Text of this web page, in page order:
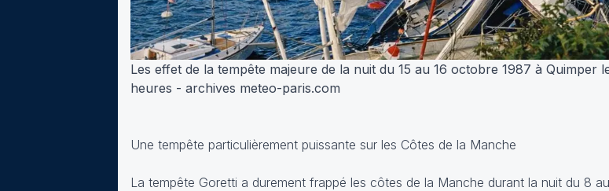
Les effet de la tempête majeure de la nuit du 15 au 16 octobre 1987 à Quimper
heures - archives meteo-paris.com
Une tempête particulièrement puissante sur les Côtes de la Manche
La tempête Goretti a durement frappé les côtes de la Manche durant la nuit du 8